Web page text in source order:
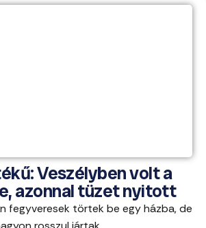
Veszélyben volt a
azonnal tüzet nyitott
fegyveresek törtek be egy házba, de